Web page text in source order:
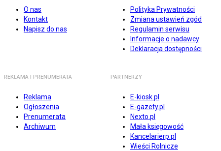
O nas
Kontakt
Napisz do nas
Polityka Prywatności
Zmiana ustawień zgód
Regulamin serwisu
Informacje o nadawcy
Deklaracja dostępności
REKLAMA I PRENUMERATA
Reklama
Ogłoszenia
Prenumerata
Archiwum
PARTNERZY
E-kiosk.pl
E-gazety.pl
Nexto.pl
Mała księgowość
Kancelarierp.pl
Wieści Rolnicze